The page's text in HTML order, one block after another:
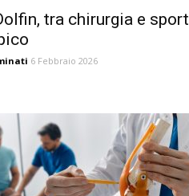
tra chirurgia e sport
6 Febbraio 2026